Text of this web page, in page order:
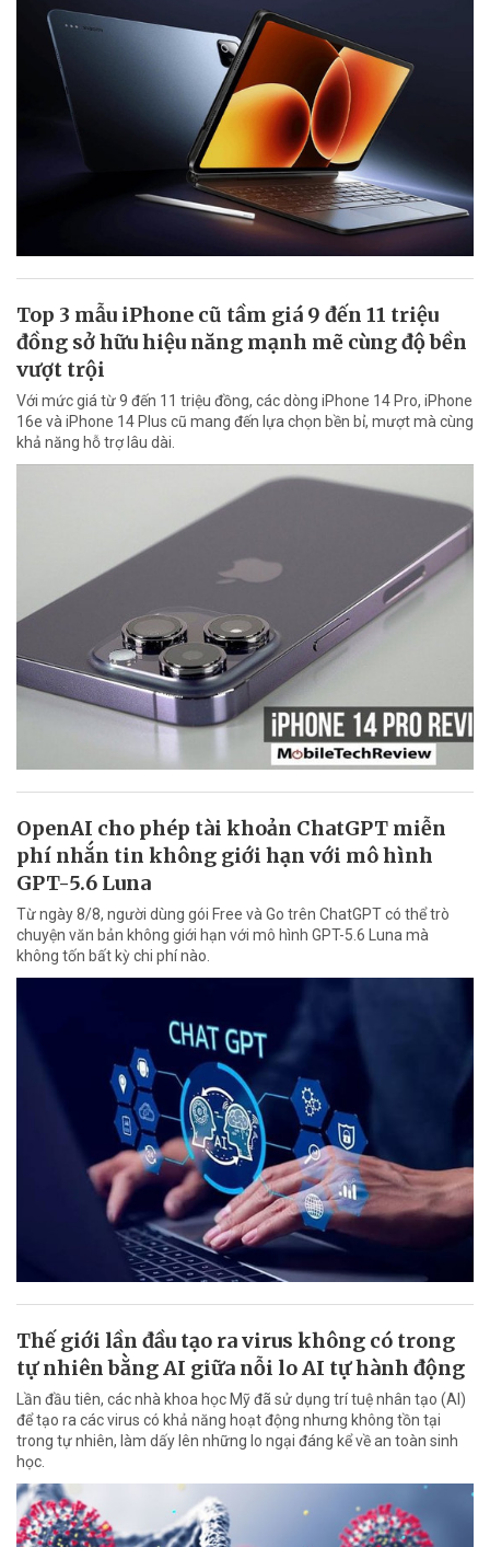
Top 3 mẫu iPhone cũ tầm giá 9 đến 11 triệu
đồng sở hữu hiệu năng mạnh mẽ cùng độ bền
vượt trội
Với mức giá từ 9 đến 11 triệu đồng, các dòng iPhone 14 Pro, iPhone
16e và iPhone 14 Plus cũ mang đến lựa chọn bền bỉ, mượt mà cùng
khả năng hỗ trợ lâu dài.
OpenAI cho phép tài khoản ChatGPT miễn
phí nhắn tin không giới hạn với mô hình
GPT-5.6 Luna
Từ ngày 8/8, người dùng gói Free và Go trên ChatGPT có thể trò
chuyện văn bản không giới hạn với mô hình GPT-5.6 Luna mà
không tốn bất kỳ chi phí nào.
Thế giới lần đầu tạo ra virus không có trong
tự nhiên bằng AI giữa nỗi lo AI tự hành động
Lần đầu tiên, các nhà khoa học Mỹ đã sử dụng trí tuệ nhân tạo (AI)
để tạo ra các virus có khả năng hoạt động nhưng không tồn tại
trong tự nhiên, làm dấy lên những lo ngại đáng kể về an toàn sinh
học.